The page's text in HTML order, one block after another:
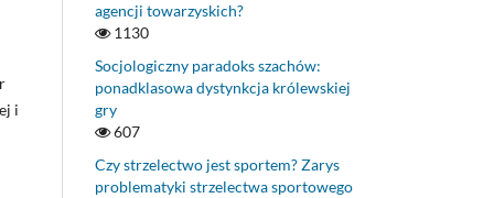
i
agencji towarzyskich?
1130
Socjologiczny paradoks szachów:
ponadklasowa dystynkcja królewskiej
gry
607
Czy strzelectwo jest sportem? Zarys
problematyki strzelectwa sportowego